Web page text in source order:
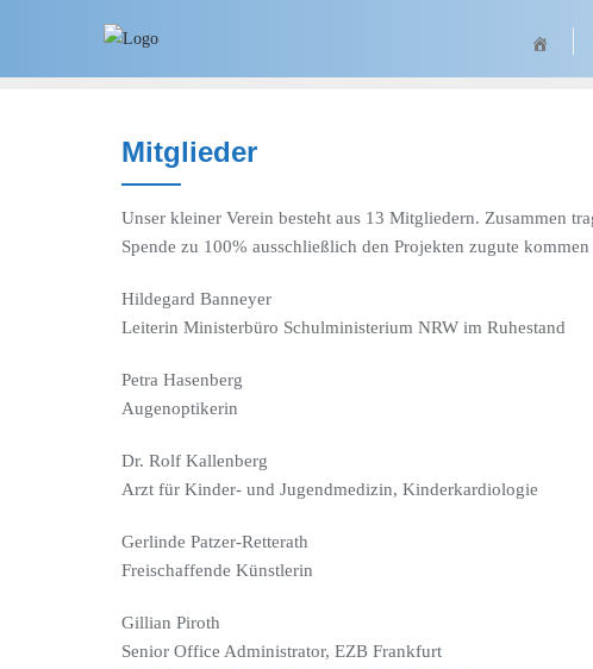
Mitglieder
Unser kleiner Verein besteht aus 13 Mitgliedern. Zusammen
Spende zu 100% ausschließlich den Projekten zugute kommen
Hildegard Banneyer
Leiterin Ministerbüro Schulministerium NRW im Ruhestand
Petra Hasenberg
Augenoptikerin
Dr. Rolf Kallenberg
Arzt für Kinder- und Jugendmedizin, Kinderkardiologie
Gerlinde Patzer-Retterath
Freischaffende Künstlerin
Gillian Piroth
Senior Office Administrator, EZB Frankfurt